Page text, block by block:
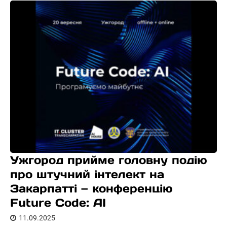
Ужгород прийме головну подію
про штучний інтелект на
Закарпатті — конференцію
Future Code: AI
11.09.2025